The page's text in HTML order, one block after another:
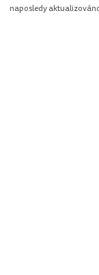
naposledy